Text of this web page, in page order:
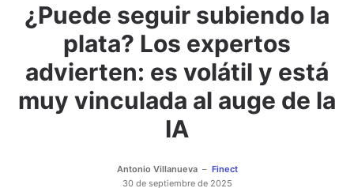
¿Puede seguir subiendo la
plata? Los expertos
advierten: es volátil y está
muy vinculada al auge de la
IA
Antonio Villanueva
Finect
30 de septiembre de 2025